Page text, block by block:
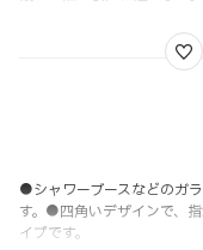
●シャワーブースなどのガ
す。●四角いデザインで、
イプです。